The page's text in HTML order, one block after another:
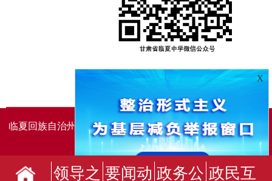
临夏回族自治州人民政府办公室主办 临夏回族自治州人民政
府信息中心承办
领导之 要闻动 政务公 政民互
X